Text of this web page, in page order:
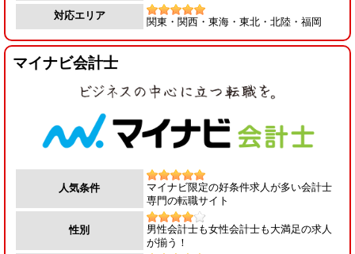
対応エリア
関東・関西・東海・東北・北陸・福岡
マイナビ会計士
人気条件
マイナビ限定の好条件求人が多い会計士
専門の転職サイト
性別
男性会計士も女性会計士も大満足の求人
が揃う！